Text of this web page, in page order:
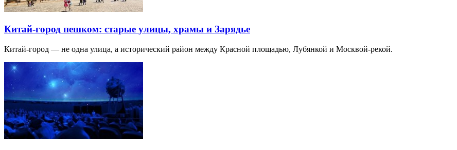
Китай-город пешком: старые улицы, храмы и Зарядье
Китай-город — не одна улица, а исторический район между Красной площадью, Лубянкой и Москвой-рекой.